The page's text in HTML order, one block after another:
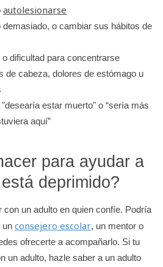
autolesionarse
o cambiar sus hábitos de
dificultad para concentrarse
de cabeza, dolores de estómago u
estar muerto" o “sería más
aquí”
para ayudar a
deprimido?
con un adulto en quien confíe. Podría
unconsejero escolar, un mentor o
ofrecerte a acompañarlo. Si tu
un adulto, hazle saber a un adulto